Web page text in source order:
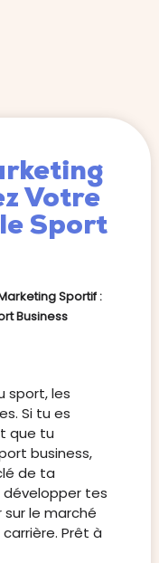
Votre
Sport
Sportif :
Business
sport, les
Si tu es
que tu
business,
de ta
tes
le marché
Prêt à